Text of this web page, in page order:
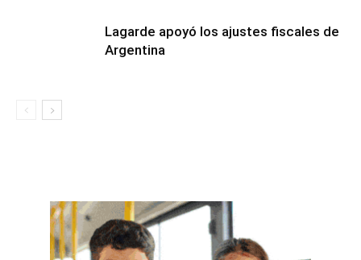
Lagarde apoyó los ajustes fiscales de
Argentina